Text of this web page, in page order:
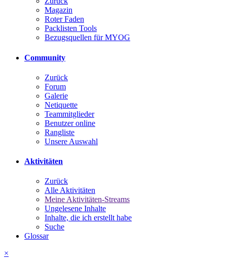
Magazin
Roter Faden
Packlisten Tools
Bezugsquellen für MYOG
Community
Zurück
Forum
Galerie
Netiquette
Teammitglieder
Benutzer online
Rangliste
Unsere Auswahl
Aktivitäten
Zurück
Alle Aktivitäten
Meine Aktivitäten-Streams
Ungelesene Inhalte
Inhalte, die ich erstellt habe
Suche
Glossar
×